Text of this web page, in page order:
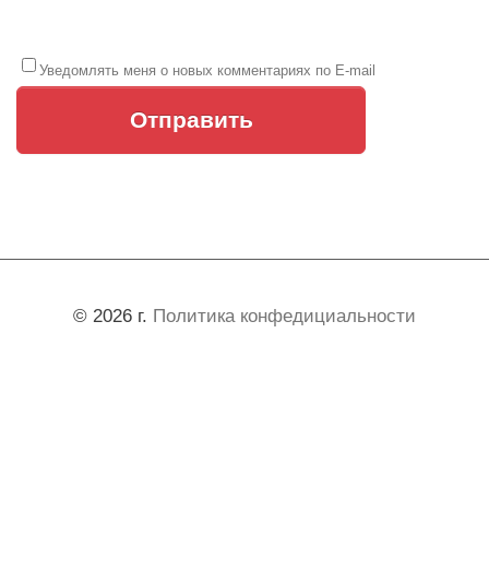
Уведомлять меня о новых комментариях по E-mail
Отправить
© 2026 г. Политика конфедициальности